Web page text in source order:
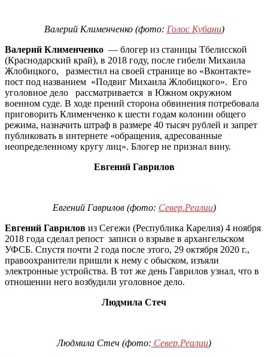
Валерий Клименченко (фото: Голос Кубани)
Валерий Клименченко — блогер из станицы Тбелисской
(Краснодарский край), в 2018 году, после гибели Михаила
Жлобицкого, разместил на своей странице во «Вконтакте»
пост под названием «Подвиг Михаила Жлобицкого». Его
уголовное дело рассматривается в Южном окружном
военном суде. В ходе прений сторона обвинения потребовала
приговорить Клименченко к шести годам колонии общего
режима, назначить штраф в размере 40 тысяч рублей и запрет
публиковать в интернете «обращения, адресованные
неопределенному кругу лиц». Блогер не признал вину.
Евгений Гаврилов
Евгений Гаврилов (фото: Север.Реалии)
Евгений Гаврилов из Сегежи (Республика Карелия) 4 ноября
2018 года сделал репост записи о взрыве в архангельском
УФСБ. Спустя почти 2 года после этого, 29 октября 2020 г.,
правоохранители пришли к нему с обыском, изъяли
электронные устройства. В тот же день Гаврилов узнал, что в
отношении него возбудили уголовное дело.
Людмила Стеч
Людмила Стеч (фото: Север.Реалии)